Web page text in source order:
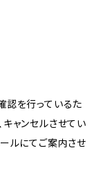
認を行っているた
ャンセルさせてい
ルにてご案内させ